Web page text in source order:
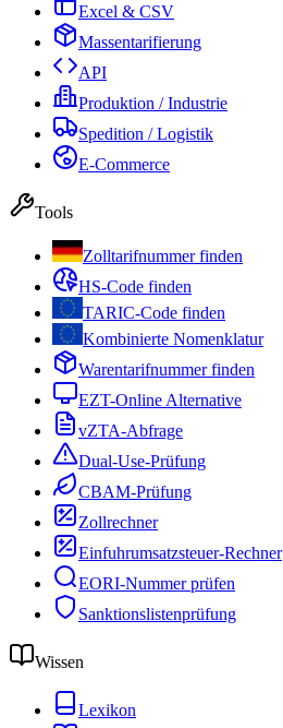
Excel & CSV
Massentarifierung
API
Produktion / Industrie
Spedition / Logistik
E-Commerce
Tools
Zolltarifnummer finden
HS-Code finden
TARIC-Code finden
Kombinierte Nomenklatur
Warentarifnummer finden
EZT-Online Alternative
vZTA-Abfrage
Dual-Use-Prüfung
CBAM-Prüfung
Zollrechner
Einfuhrumsatzsteuer-Rechner
EORI-Nummer prüfen
Sanktionslistenprüfung
Wissen
Lexikon